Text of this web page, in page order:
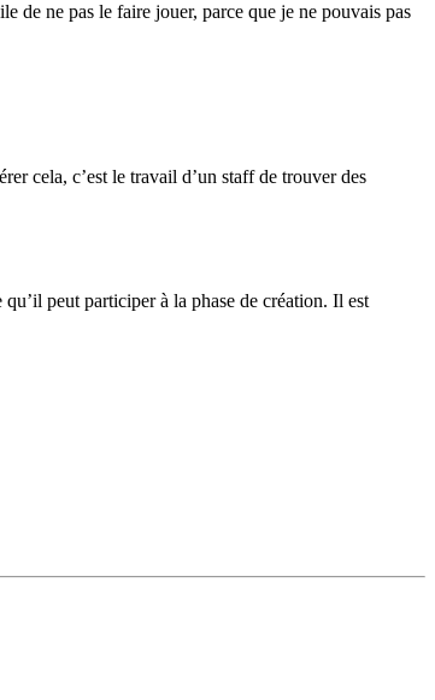
de ne pas le faire jouer, parce que je ne pouvais pas
cela, c’est le travail d’un staff de trouver des
peut participer à la phase de création. Il est